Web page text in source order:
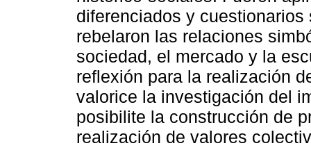
diferenciados y
rebelaron las relaciones
sociedad, el mercado y la
reflexión para la realización
valorice la investigación del
posibilite la construcción de
realización de valores